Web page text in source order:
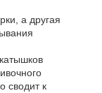
а другая
сводит к